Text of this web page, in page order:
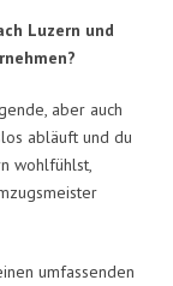
Luzern und
aber auch
abläuft und du
wohlfühlst,
umfassenden